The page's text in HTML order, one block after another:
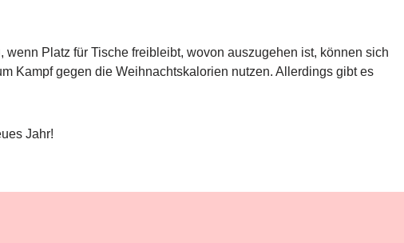
Platz für Tische freibleibt, wovon auszugehen ist, können sich
Kampf gegen die Weihnachtskalorien nutzen. Allerdings gibt es
Jahr!